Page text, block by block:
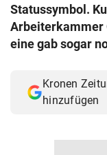
© Krone Multimedia
Statussymbol.
Arbeiterkammer
eine gab sogar
Kronen
hinzufügen